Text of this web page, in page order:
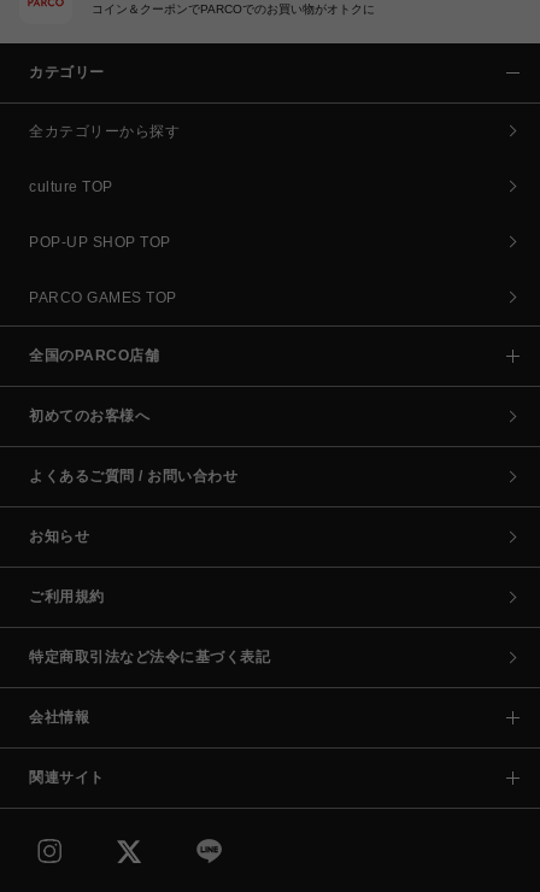
コイン＆クーポンでPARCOでのお買い物がオトクに
カテゴリー
全カテゴリーから探す
culture TOP
POP-UP SHOP TOP
PARCO GAMES TOP
全国のPARCO店舗
初めてのお客様へ
よくあるご質問 / お問い合わせ
お知らせ
ご利用規約
特定商取引法など法令に基づく表記
会社情報
関連サイト